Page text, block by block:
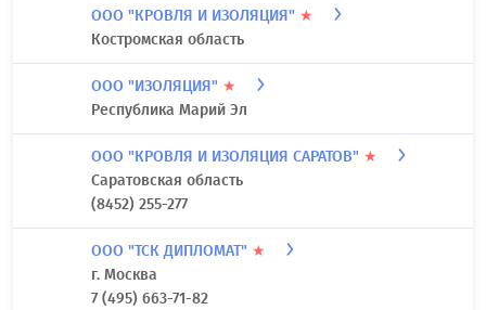
ООО "КРОВЛЯ И ИЗОЛЯЦИЯ" ★
Костромская область
ООО "ИЗОЛЯЦИЯ" ★
Республика Марий Эл
ООО "КРОВЛЯ И ИЗОЛЯЦИЯ САРАТОВ" ★
Саратовская область
(8452) 255-277
ООО "ТСК ДИПЛОМАТ" ★
г. Москва
7 (495) 663-71-82